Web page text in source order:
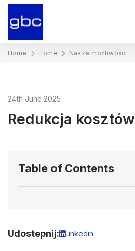
Home Home Nasze możliwości
24th June 2025
Redukcja kosztów
Table of Contents
Udostepnij: Linkedin